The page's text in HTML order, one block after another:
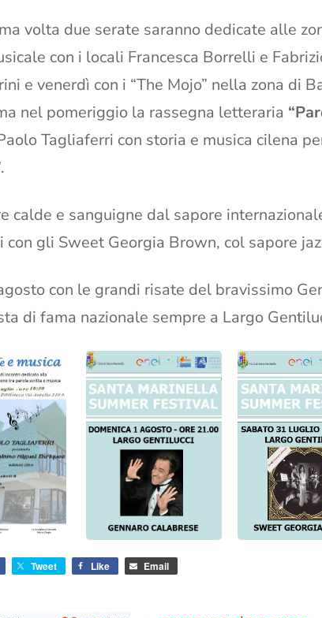
volta due serate saranno dedicate alle
con i locali Francesca Borrelli e
e venerdì con i “The Mojo” nella zona di
nel pomeriggio la rassegna letteraria
Tagliaferri con storia e musica cilena
calde e sanguigne dal sapore
con gli Sweet Georgia Brown, col sapore
con le grandi risate del bravissimo
di fama nazionale sempre a Largo
Tweet Like Email